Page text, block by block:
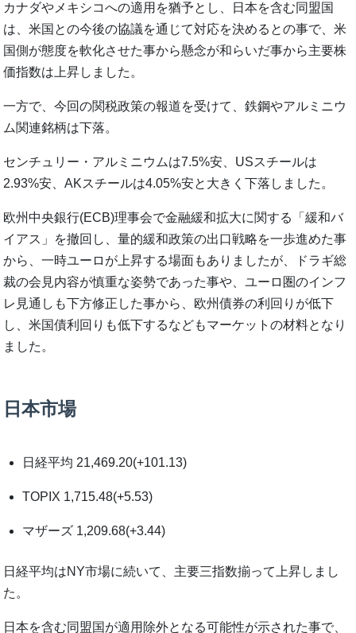
カナダやメキシコへの適用を猶予とし、日本を含む同盟国
は、米国との今後の協議を通じて対応を決めるとの事で、米
国側が態度を軟化させた事から懸念が和らいだ事から主要株
価指数は上昇しました。
一方で、今回の関税政策の報道を受けて、鉄鋼やアルミニウ
ム関連銘柄は下落。
センチュリー・アルミニウムは7.5%安、USスチールは
2.93%安、AKスチールは4.05%安と大きく下落しました。
欧州中央銀行(ECB)理事会で金融緩和拡大に関する「緩和バ
イアス」を撤回し、量的緩和政策の出口戦略を一歩進めた事
から、一時ユーロが上昇する場面もありましたが、ドラギ総
裁の会見内容が慎重な姿勢であった事や、ユーロ圏のインフ
レ見通しも下方修正した事から、欧州債券の利回りが低下
し、米国債利回りも低下するなどもマーケットの材料となり
ました。
日本市場
日経平均 21,469.20(+101.13)
TOPIX 1,715.48(+5.53)
マザーズ 1,209.68(+3.44)
日経平均はNY市場に続いて、主要三指数揃って上昇しまし
た。
日本を含む同盟国が適用除外となる可能性が示された事で、